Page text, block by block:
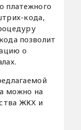
платежного
кода,
позволит
о
можно на
ЖКХ и